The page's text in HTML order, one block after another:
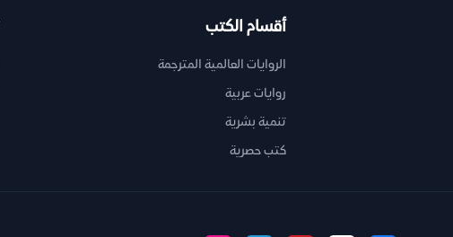
أقسام الكتب
الروايات العالمية المترجمة
روايات عربية
تنمية بشرية
كتب حصرية